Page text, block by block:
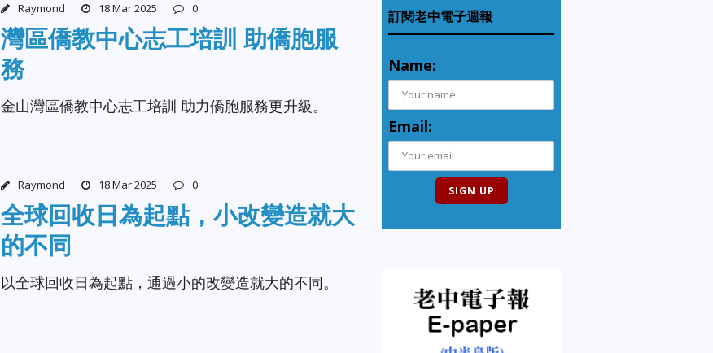
Raymond 18 Mar 2025 0
灣區僑教中心志工培訓 助僑胞服
務
金山灣區僑教中心志工培訓 助力僑胞服務更升級。
Raymond 18 Mar 2025 0
全球回收日為起點，小改變造就大
的不同
以全球回收日為起點，通過小的改變造就大的不同。
訂閱老中電子週報
Name:
Email: